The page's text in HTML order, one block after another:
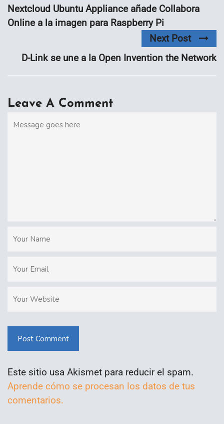
Nextcloud Ubuntu Appliance añade Collabora
Online a la imagen para Raspberry Pi
Next Post
D-Link se une a la Open Invention the Network
Leave A Comment
Post Comment
Este sitio usa Akismet para reducir el spam.
Aprende cómo se procesan los datos de tus
comentarios.